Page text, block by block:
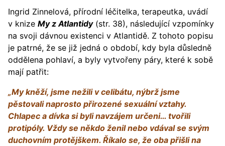
Ingrid Zinnelová, přírodní léčitelka, terapeutka, uvádí
v knize My z Atlantidy(str. 38), následující vzpomínky
na svoji dávnou existenci v Atlantidě. Z tohoto popisu
je patrné, že se již jedná o období, kdy byla důsledně
oddělena pohlaví, a byly vytvořeny páry, které k sobě
mají patřit:
„My kněží, jsme nežili v celibátu, nýbrž jsme
pěstovali naprosto přirozené sexuální vztahy.
Chlapec a dívka si byli navzájem určeni… tvořili
protipóly. Vždy se někdo ženil nebo vdával se svým
duchovním protějškem. Říkalo se, že oba přišli na